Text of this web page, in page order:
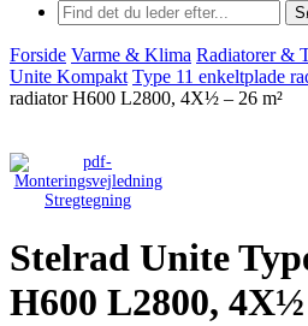
Forside Varme & Klima Radiatorer &
Unite Kompakt Type 11 enkeltplade
radiator H600 L2800, 4X½ – 26 m²
Stregtegning
Stelrad Unite
H600 L2800, 4X½